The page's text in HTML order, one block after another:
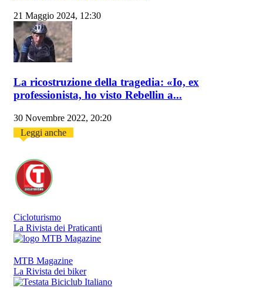
21 Maggio 2024, 12:30
La ricostruzione della tragedia: «Io, ex
professionista, ho visto Rebellin a...
30 Novembre 2022, 20:20
Leggi anche
Cicloturismo
La Rivista dei Praticanti
MTB Magazine
La Rivista dei biker